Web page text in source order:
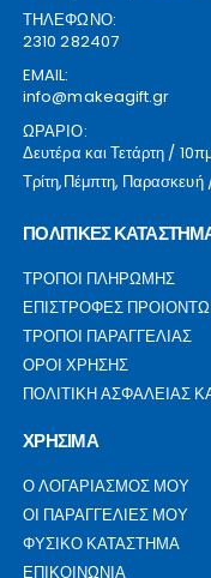
ΤΗΛΕΦΩΝΟ:
2310 282407
EMAIL:
info@makeagift.gr
ΩΡΑΡΙΟ:
Δευτέρα και Τετάρτη /
Τρίτη,Πέμπτη,
ΠΟΛΙΤΙΚΕΣ
ΤΡΟΠΟΙ ΠΛΗΡΩΜΗΣ
ΕΠΙΣΤΡΟΦΕΣ
ΤΡΟΠΟΙ ΠΑΡΑΓΓΕΛΙΑΣ
ΟΡΟΙ ΧΡΗΣΗΣ
ΠΟΛΙΤΙΚΗ ΑΣΦΑΛΕΙΑΣ
ΧΡΗΣΙΜΑ
Ο ΛΟΓΑΡΙΑΣΜΟΣ ΜΟΥ
ΟΙ ΠΑΡΑΓΓΕΛΙΕΣ ΜΟΥ
ΦΥΣΙΚΟ ΚΑΤΑΣΤΗΜΑ
ΕΠΙΚΟΙΝΩΝΙΑ